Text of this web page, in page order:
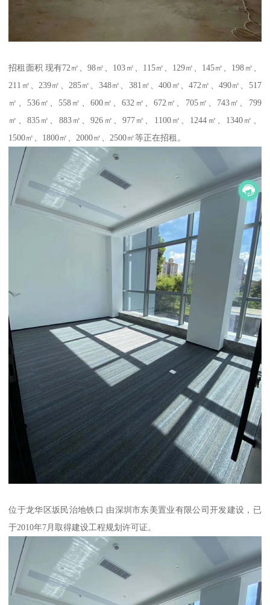
招租面积 现有72㎡、98㎡、103㎡、115㎡、129㎡、145㎡、198㎡、
211㎡、239㎡、285㎡、348㎡、381㎡、400㎡、472㎡、490㎡、517
㎡、536㎡、558㎡、600㎡、632㎡、672㎡、705㎡、743㎡、799
㎡、835㎡、883㎡、926㎡、977㎡、1100㎡、1244㎡、1340㎡、
1500㎡、1800㎡、2000㎡、2500㎡等正在招租。
位于龙华区坂民治地铁口 由深圳市东美置业有限公司开发建设，已
于2010年7月取得建设工程规划许可证。